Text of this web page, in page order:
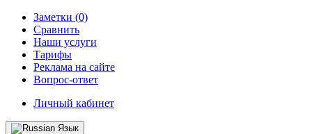
Заметки (0)
Сравнить
Наши услуги
Тарифы
Реклама на сайте
Вопрос-ответ
Личный кабинет
Язык